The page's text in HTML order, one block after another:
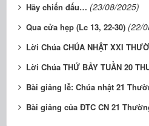
Hãy chiến đấu… (23/08/2025)
Qua cửa hẹp (Lc 13, 22-30) (22/
Lời Chúa CHÚA NHẬT XXI
Lời Chúa THỨ BẢY TUẦN 20
Bài giảng lễ: Chúa nhật 21
Bài giảng của ĐTC CN 21